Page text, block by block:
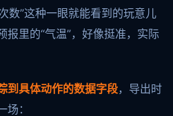
数”这种一眼就能看到的玩意儿
报里的“气温”，好像挺准，实际
到具体动作的数据字段，导出时
：